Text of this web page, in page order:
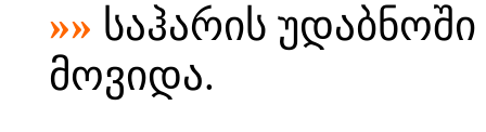
»» საჰარის
მოვიდა.